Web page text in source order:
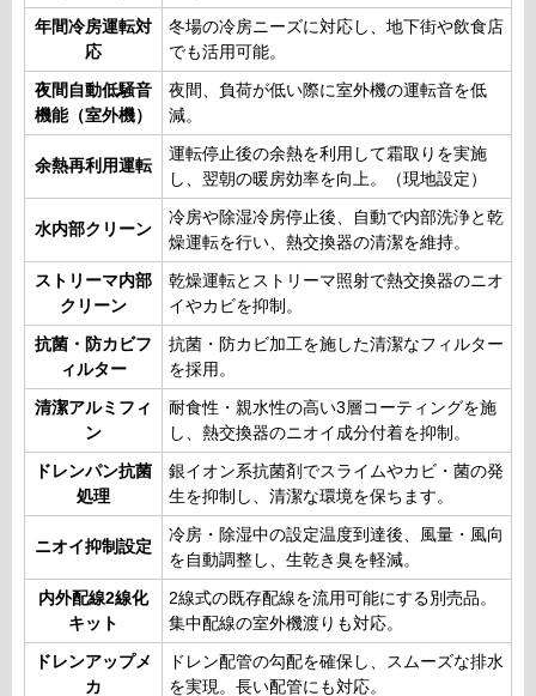
年間冷房運転対
応
冬場の冷房ニーズに対応し、地下街や飲食店
でも活用可能。
夜間自動低騒音
機能（室外機）
夜間、負荷が低い際に室外機の運転音を低
減。
余熱再利用運転
運転停止後の余熱を利用して霜取りを実施
し、翌朝の暖房効率を向上。（現地設定）
水内部クリーン
冷房や除湿冷房停止後、自動で内部洗浄と乾
燥運転を行い、熱交換器の清潔を維持。
ストリーマ内部
クリーン
乾燥運転とストリーマ照射で熱交換器のニオ
イやカビを抑制。
抗菌・防カビフ
ィルター
抗菌・防カビ加工を施した清潔なフィルター
を採用。
清潔アルミフィ
ン
耐食性・親水性の高い3層コーティングを施
し、熱交換器のニオイ成分付着を抑制。
ドレンパン抗菌
処理
銀イオン系抗菌剤でスライムやカビ・菌の発
生を抑制し、清潔な環境を保ちます。
ニオイ抑制設定
冷房・除湿中の設定温度到達後、風量・風向
を自動調整し、生乾き臭を軽減。
内外配線2線化
キット
2線式の既存配線を流用可能にする別売品。
集中配線の室外機渡りも対応。
ドレンアップメ
カ
ドレン配管の勾配を確保し、スムーズな排水
を実現。長い配管にも対応。